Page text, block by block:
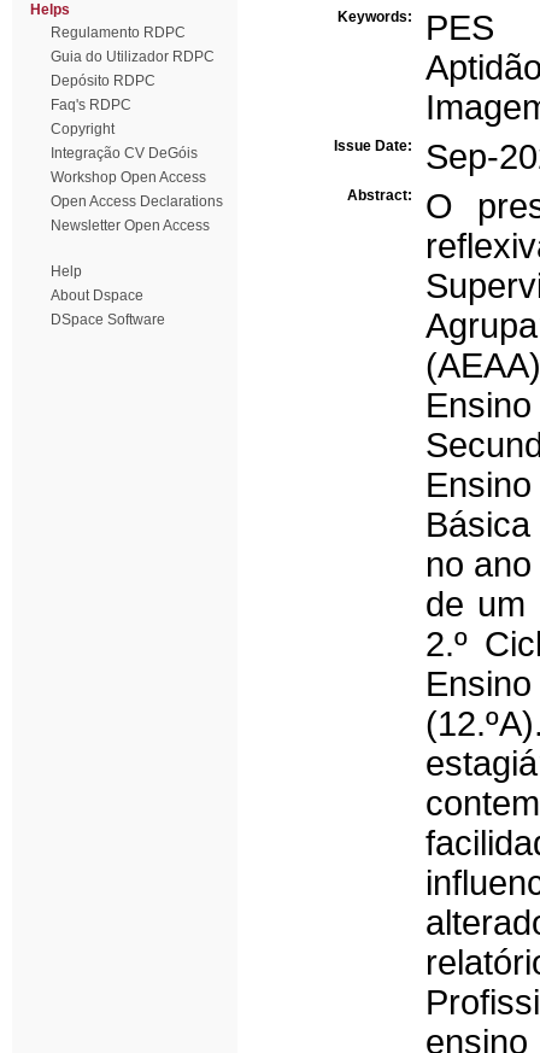
Helps
Regulamento RDPC
Guia do Utilizador RDPC
Depósito RDPC
Faq's RDPC
Copyright
Integração CV DeGóis
Workshop Open Access
Open Access Declarations
Newsletter Open Access
Help
About Dspace
DSpace Software
Keywords:
PES
Issue Date: Sep-
Abstract:
O
no
de um
2.º